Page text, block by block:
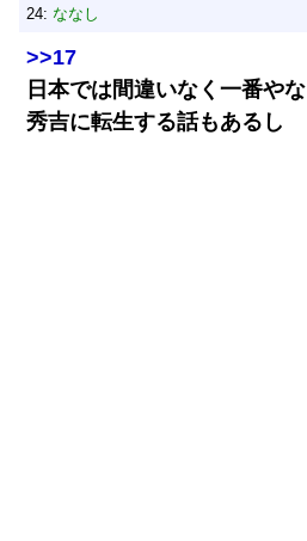
24: ななし
>>17
日本では間違いなく一番やな
秀吉に転生する話もあるし